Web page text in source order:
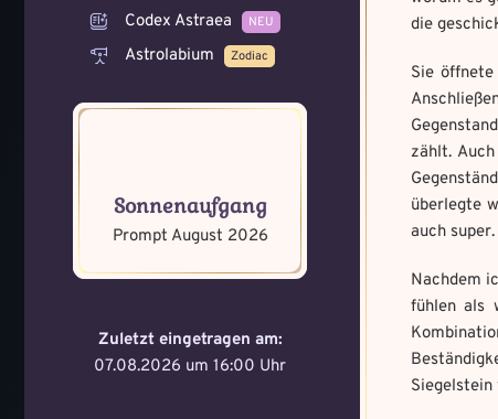
Codex Astraea
NEU
Astrolabium Zodiac
Sonnenaufgang
Prompt August 2026
Zuletzt eingetragen am:
07.08.2026 um 16:00 Uhr
die
Sie
zählt.
überlegte
auch
Nachdem
fühlen als
Siegelstein
Schreibe eine Geschichte
Mandala senden
Max file size: 9.08 MB. |
Select Files
Memory
Max file size: 9.08 MB. |
Datei wählen